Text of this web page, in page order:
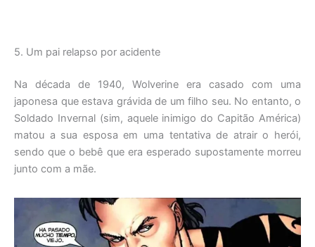
5. Um pai relapso por acidente
Na década de 1940, Wolverine era casado com uma
japonesa que estava grávida de um filho seu. No entanto, o
Soldado Invernal (sim, aquele inimigo do Capitão América)
matou a sua esposa em uma tentativa de atrair o herói,
sendo que o bebê que era esperado supostamente morreu
junto com a mãe.